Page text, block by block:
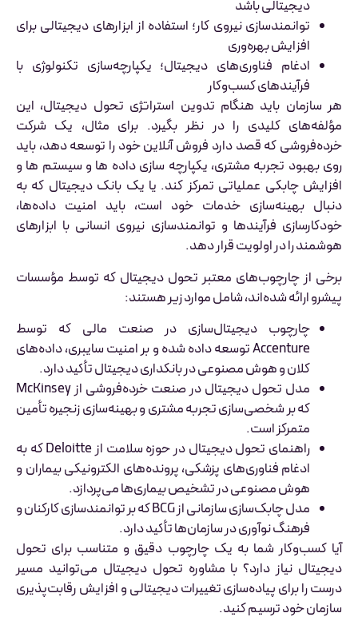
دیجیتالی باشد
توانمندسازی نیروی کار؛ استفاده از ابزارهای دیجیتالی برای
افزایش بهره‌وری
ادغام فناوری‌های دیجیتال؛ یکپارچه‌سازی تکنولوژی با
فرآیندهای کسب‌وکار
هر سازمان باید هنگام تدوین استراتژی تحول دیجیتال، این
مؤلفه‌های کلیدی را در نظر بگیرد. برای مثال، یک شرکت
خرده‌فروشی که قصد دارد فروش آنلاین خود را توسعه دهد، باید
روی بهبود تجربه مشتری، یکپارچه سازی داده ها و سیستم ها و
افزایش چابکی عملیاتی تمرکز کند. یا یک بانک دیجیتال که به
دنبال بهینه‌سازی خدمات خود است، باید امنیت داده‌ها،
خودکارسازی فرآیندها و توانمندسازی نیروی انسانی با ابزارهای
هوشمند را در اولویت قرار دهد.
برخی از چارچوب‌های معتبر تحول دیجیتال که توسط مؤسسات
پیشرو ارائه شده‌اند، شامل موارد زیر هستند:
چارچوب دیجیتال‌سازی در صنعت مالی که توسط
Accenture توسعه داده شده و بر امنیت سایبری، داده‌های
کلان و هوش مصنوعی در بانکداری دیجیتال تأکید دارد.
مدل تحول دیجیتال در صنعت خرده‌فروشی از McKinsey
که بر شخصی‌سازی تجربه مشتری و بهینه‌سازی زنجیره تأمین
متمرکز است.
راهنمای تحول دیجیتال در حوزه سلامت از Deloitte که به
ادغام فناوری‌های پزشکی، پرونده‌های الکترونیکی بیماران و
هوش مصنوعی در تشخیص بیماری‌ها می‌پردازد.
مدل چابک‌سازی سازمانی از BCG که بر توانمندسازی کارکنان و
فرهنگ نوآوری در سازمان‌ها تأکید دارد.
آیا کسب‌وکار شما به یک چارچوب دقیق و متناسب برای تحول
دیجیتال نیاز دارد؟ با مشاوره تحول دیجیتال می‌توانید مسیر
درست را برای پیاده‌سازی تغییرات دیجیتالی و افزایش رقابت‌پذیری
سازمان خود ترسیم کنید.